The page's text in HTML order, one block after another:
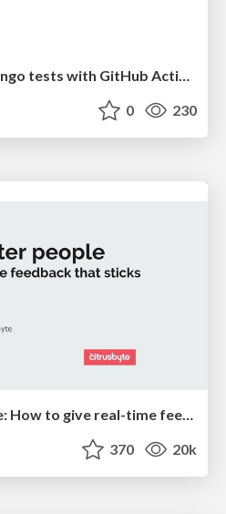
Lightning talk: Run Django tests with GitHub Actions
0 230
Building Better People: How to give real-time feedback that sticks.
370 20k